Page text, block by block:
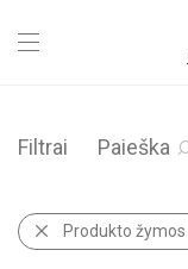
Filtrai Paieška
Produkto žymos